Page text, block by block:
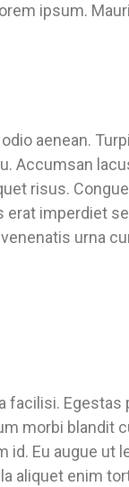
ipsum.
aenean.
Accumsan
risus.
imperdiet
urna
morbi
Eu augue
aliquet enim